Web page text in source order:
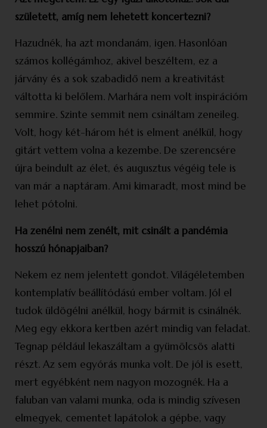
született, amíg nem lehetett koncertezni?
Hazudnék, ha azt mondanám, igen. Hason­lóan
számos kollégámhoz, akivel beszéltem, ez a
járvány és a sok szabadidő nem a kreativitást
váltotta ki belőlem. Marhára nem volt inspirációm
semmire. Szinte semmit nem csináltam zeneileg.
Volt, hogy két-három hét is elment anélkül, hogy
gitárt vettem volna a kezembe. De szerencsére
újra beindult az élet, és augusztus végéig tele is
van már a naptáram. Ami kimaradt, most mind be
lehet pótolni.
Ha zenélni nem zenélt, mit csinált a pandémia
hosszú hónapjaiban?
Nekem ez nem jelentett gondot. Világéletemben
kontemplatív beállítódású ember voltam. Jól el
tudok üldögélni anélkül, hogy bármit is csinálnék.
Meg egy ekkora kertben azért mindig van feladat.
Tegnap például lekaszáltam a gyümölcsös alatti
részt. Az sem egyórás munka volt. De jól is esett,
mert egyébként nem nagyon mozognék. Ha a
faluban van valami munka, oda is mindig szívesen
elmegyek, cementet lapátolok a gépbe, vagy